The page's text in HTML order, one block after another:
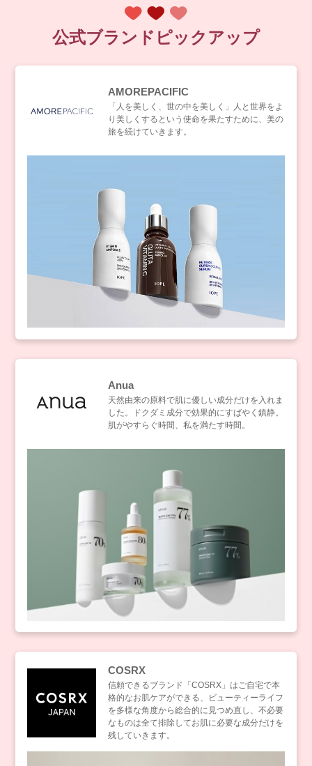
公式ブランドピックアップ
AMOREPACIFIC
「人を美しく、世の中を美しく」人と世界をよ
り美しくするという使命を果たすために、美の
旅を続けていきます。
Anua
天然由来の原料で肌に優しい成分だけを入れま
した。ドクダミ成分で効果的にすばやく鎮静。
肌がやすらぐ時間、私を満たす時間。
COSRX
信頼できるブランド「COSRX」はご自宅で本
格的なお肌ケアができる、ビューティーライフ
を多様な角度から総合的に見つめ直し、不必要
なものは全て排除してお肌に必要な成分だけを
残していきます。